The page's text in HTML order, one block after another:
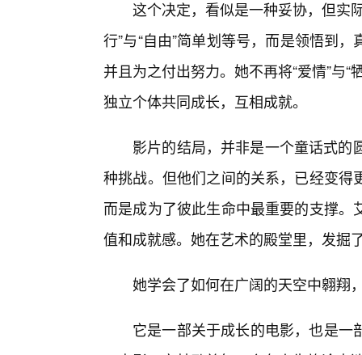
这个决定，看似是一种妥协，但实
行”与“自由”简单划等号，而是领悟到
并且为之付出努力。她不再将“爱情”与
独立个体共同成长，互相成就。
影片的结局，并非是一个童话式
种挑战。但他们之间的关系，已经变
而是成为了彼此生命中最重要的支撑
值和成就感。她在艺术的殿堂里，发掘
她学会了如何在广阔的天空中翱翔
它是一部关于成长的电影，也是